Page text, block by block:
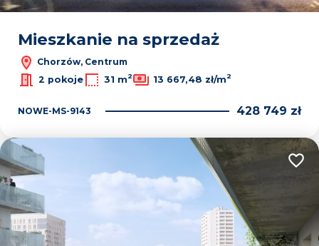
Mieszkanie na sprzedaż
Chorzów, Centrum
2 pokoje
31 m2 13 667,48 zł/m2
NOWE-MS-9143 428 749 zł